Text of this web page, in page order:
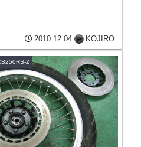
正からW650の純正に...
2010.12.04 KOJIRO
Z